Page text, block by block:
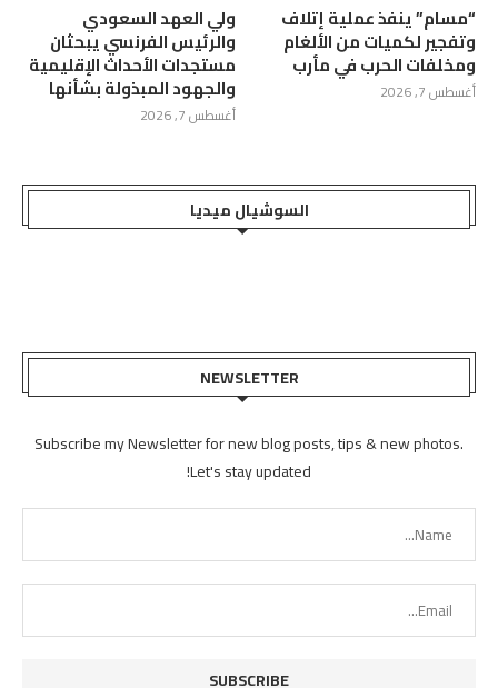
“مسام” ينفذ عملية إتلاف
وتفجير لكميات من الألغام
ومخلفات الحرب في مأرب
أغسطس 7, 2026
ولي العهد السعودي
والرئيس الفرنسي يبحثان
مستجدات الأحداث الإقليمية
والجهود المبذولة بشأنها
أغسطس 7, 2026
السوشيال ميديا
NEWSLETTER
Subscribe my Newsletter for new blog posts, tips & new photos.
Let's stay updated!